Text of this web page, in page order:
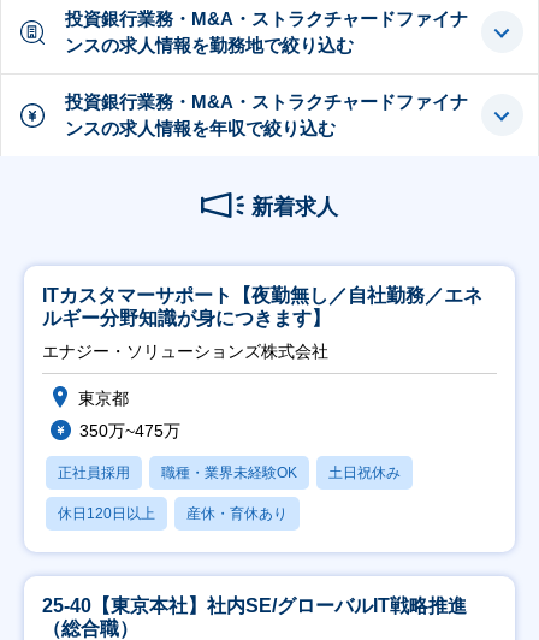
投資銀行業務・M&A・ストラクチャードファイナ
ンスの求人情報を勤務地で絞り込む
投資銀行業務・M&A・ストラクチャードファイナ
ンスの求人情報を年収で絞り込む
新着求人
ITカスタマーサポート【夜勤無し／自社勤務／エネ
ルギー分野知識が身につきます】
エナジー・ソリューションズ株式会社
東京都
350万~475万
正社員採用 職種・業界未経験OK 土日祝休み
休日120日以上 産休・育休あり
25-40【東京本社】社内SE/グローバルIT戦略推進
（総合職）